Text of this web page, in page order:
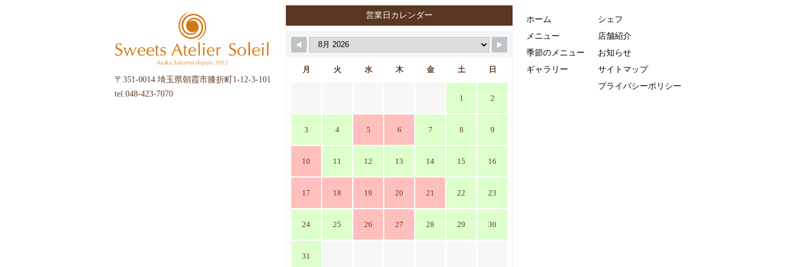
〒351-0014 埼玉県朝霞市膝折町1-12-3-101
tel.048-423-7070
営業日カレンダー
月 火 水 木 金 土 日
1 2
3 4 5 6 7 8 9
10 11 12 13 14 15 16
17 18 19 20 21 22 23
24 25 26 27 28 29 30
31
ホーム
メニュー
季節のメニュー
ギャラリー
シェフ
店舗紹介
お知らせ
サイトマップ
プライバシーポリシー